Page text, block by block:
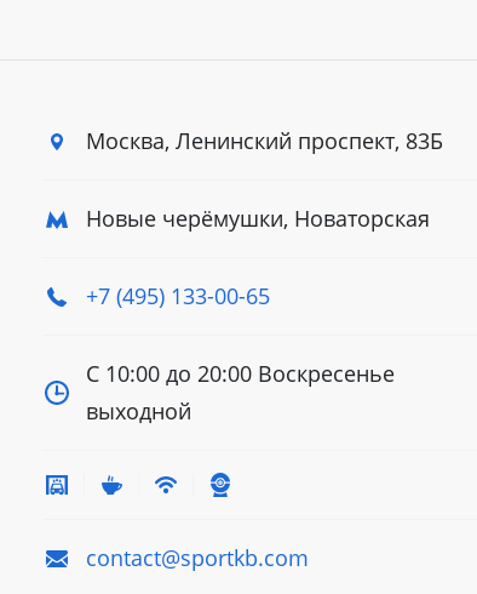
Москва, Ленинский проспект, 83Б
Новые черёмушки, Новаторская
+7 (495) 133-00-65
С 10:00 до 20:00 Воскресенье
выходной
contact@sportkb.com